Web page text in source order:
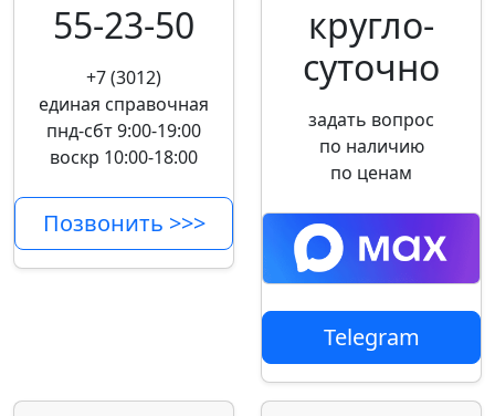
55-23-50
+7 (3012)
единая справочная
пнд-сбт 9:00-19:00
воскр 10:00-18:00
Позвонить >>>
кругло­
суточно
задать вопрос
по наличию
по ценам
Telegram